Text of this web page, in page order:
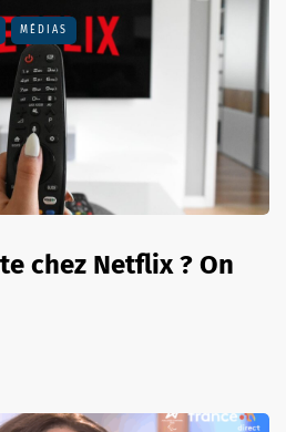
MÉDIAS
chez Netflix ? On